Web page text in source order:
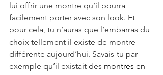
lui offrir une montre qu’il pourra
facilement porter avec son look. Et
pour cela, tu n’auras que l’embarras du
choix tellement il existe de montre
différente aujourd’hui. Savais-tu par
exemple qu’il existait des montres en